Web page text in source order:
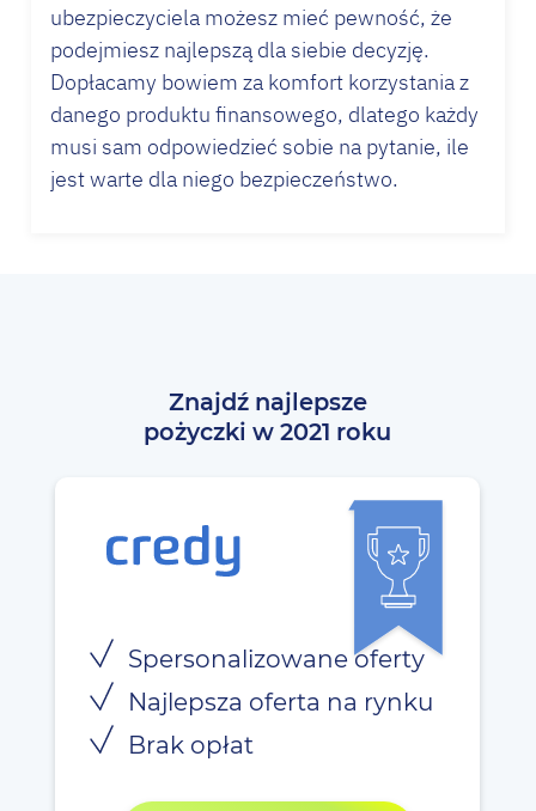
ubezpieczyciela możesz mieć pewność, że
podejmiesz najlepszą dla siebie decyzję.
Dopłacamy bowiem za komfort korzystania z
danego produktu finansowego, dlatego każdy
musi sam odpowiedzieć sobie na pytanie, ile
jest warte dla niego bezpieczeństwo.
Znajdź najlepsze
pożyczki w 2021 roku
Spersonalizowane oferty
Najlepsza oferta na rynku
Brak opłat